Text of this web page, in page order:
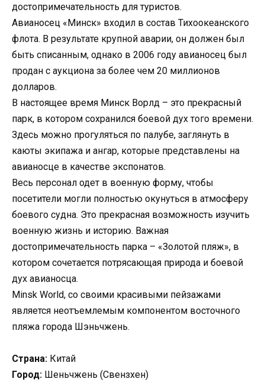
достопримечательность для туристов.
Авианосец «Минск» входил в состав Тихоокеанского
флота. В результате крупной аварии, он должен был
быть списанным, однако в 2006 году авианосец был
продан с аукциона за более чем 20 миллионов
долларов.
В настоящее время Минск Ворлд – это прекрасный
парк, в котором сохранился боевой дух того времени.
Здесь можно прогуляться по палубе, заглянуть в
каюты экипажа и ангар, которые представлены на
авианосце в качестве экспонатов.
Весь персонал одет в военную форму, чтобы
посетители могли полностью окунуться в атмосферу
боевого судна. Это прекрасная возможность изучить
военную жизнь и историю. Важная
достопримечательность парка – «Золотой пляж», в
котором сочетается потрясающая природа и боевой
дух авианосца.
Minsk World, со своими красивыми пейзажами
является неотъемлемым компонентом восточного
пляжа города Шэньчжень.
Страна: Китай
Город: Шеньчжень (Свензхен)